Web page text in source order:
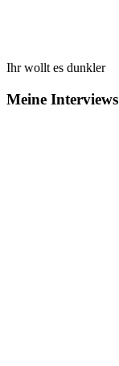
Ihr wollt es dunkler
Meine Interviews